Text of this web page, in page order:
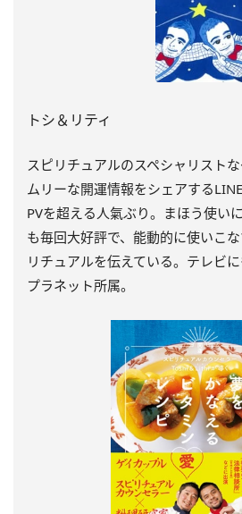
トシ＆リティ
スピリチュアルのスペシャリスト
ムリーな開運情報をシェアする
PVを超える人氣ぶり。まほう使い
も毎回大好評で、能動的に使いこ
リチュアルを伝えている。テレビ
プラネット所属。